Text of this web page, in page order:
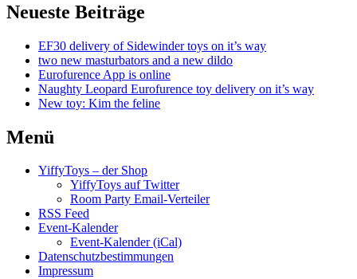
Neueste Beiträge
EF30 delivery of Sidewinder toys on it’s way
two new masturbators and a new dildo
Eurofurence App is online
Naughty Leopard Eurofurence toy delivery on it’s way
New toy: Kim the feline
Menü
YiffyToys – der Shop
YiffyToys auf Twitter
Room Party Email-Verteiler
RSS Feed
Event-Kalender
Event-Kalender (iCal)
Datenschutzbestimmungen
Impressum